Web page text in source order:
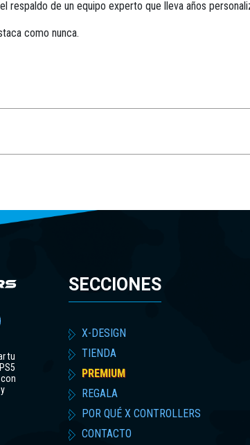
respaldo de un equipo experto que lleva años
como nunca.
tu
SECCIONES
X-DESIGN
TIENDA
PREMIUM
REGALA
POR QUÉ X CONTROLLERS
CONTACTO